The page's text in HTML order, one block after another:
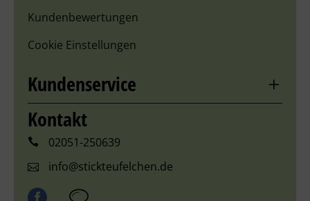
Kundenbewertungen
Cookie Einstellungen
Kundenservice
Kontakt
02051-250639
info@stickteufelchen.de